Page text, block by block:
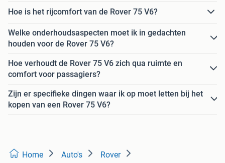
Hoe is het rijcomfort van de Rover 75 V6?
Welke onderhoudsaspecten moet ik in gedachten
houden voor de Rover 75 V6?
Hoe verhoudt de Rover 75 V6 zich qua ruimte en
comfort voor passagiers?
Zijn er specifieke dingen waar ik op moet letten bij het
kopen van een Rover 75 V6?
Home Auto's Rover